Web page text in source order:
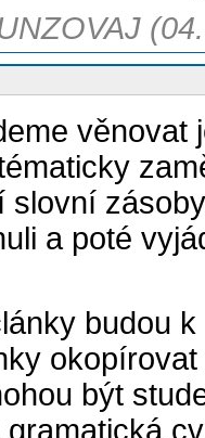
a poté
budou
být